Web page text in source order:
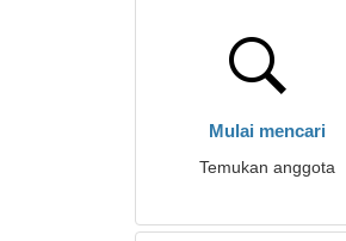
Mulai mencari
Temukan anggota